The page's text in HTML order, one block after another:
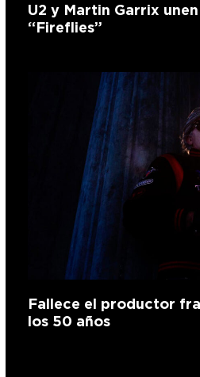
U2 y Martin Garrix
“Fireflies”
Fallece el productor
los 50 años